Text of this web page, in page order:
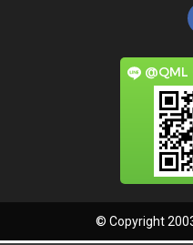
@QML
© Copyright